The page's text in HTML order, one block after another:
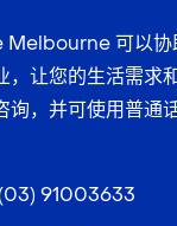
可以协
，让您的生活需求
询，并可使用普通
91003633